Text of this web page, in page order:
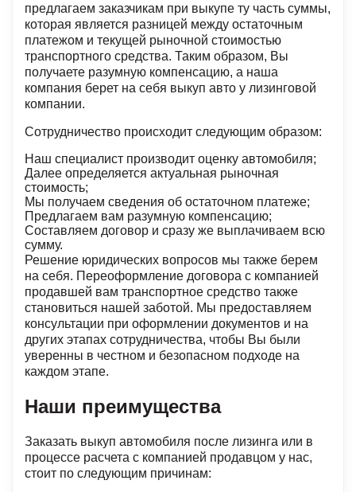
предлагаем заказчикам при выкупе ту часть суммы,
которая является разницей между остаточным
платежом и текущей рыночной стоимостью
транспортного средства. Таким образом, Вы
получаете разумную компенсацию, а наша
компания берет на себя выкуп авто у лизинговой
компании.
Сотрудничество происходит следующим образом:
Наш специалист производит оценку автомобиля;
Далее определяется актуальная рыночная
стоимость;
Мы получаем сведения об остаточном платеже;
Предлагаем вам разумную компенсацию;
Составляем договор и сразу же выплачиваем всю
сумму.
Решение юридических вопросов мы также берем
на себя. Переоформление договора с компанией
продавшей вам транспортное средство также
становиться нашей заботой. Мы предоставляем
консультации при оформлении документов и на
других этапах сотрудничества, чтобы Вы были
уверенны в честном и безопасном подходе на
каждом этапе.
Наши преимущества
Заказать выкуп автомобиля после лизинга или в
процессе расчета с компанией продавцом у нас,
стоит по следующим причинам: